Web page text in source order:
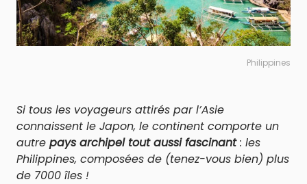
Philippines
Si tous les voyageurs attirés par l’Asie
connaissent le Japon, le continent comporte un
autre pays archipel tout aussi fascinant: les
Philippines, composées de (tenez-vous bien) plus
de 7000 îles !